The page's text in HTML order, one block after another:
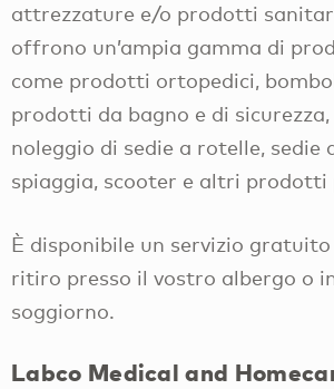
attrezzature e/o prodotti
offrono un’ampia gamma di
come prodotti ortopedici,
prodotti da bagno e di sicurezza,
noleggio di sedie a rotelle, sedie
spiaggia, scooter e altri
È disponibile un servizio gratuito
ritiro presso il vostro albergo o
soggiorno.
Labco Medical and